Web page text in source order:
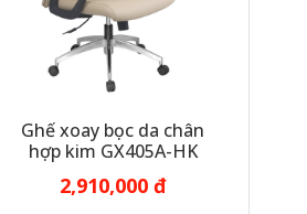
Ghế xoay bọc da chân
hợp kim GX405A-HK
2,910,000 đ